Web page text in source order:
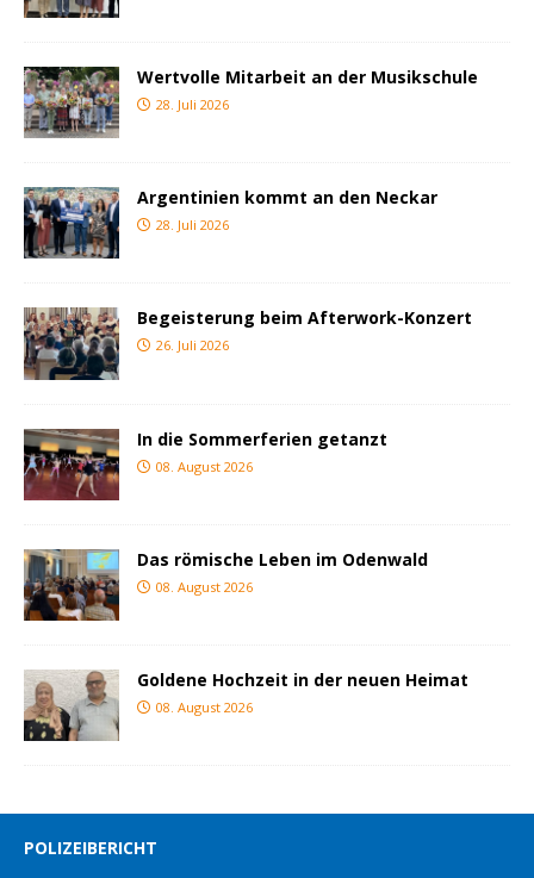
Wertvolle Mitarbeit an der Musikschule
28. Juli 2026
Argentinien kommt an den Neckar
28. Juli 2026
Begeisterung beim Afterwork-Konzert
26. Juli 2026
In die Sommerferien getanzt
08. August 2026
Das römische Leben im Odenwald
08. August 2026
Goldene Hochzeit in der neuen Heimat
08. August 2026
POLIZEIBERICHT